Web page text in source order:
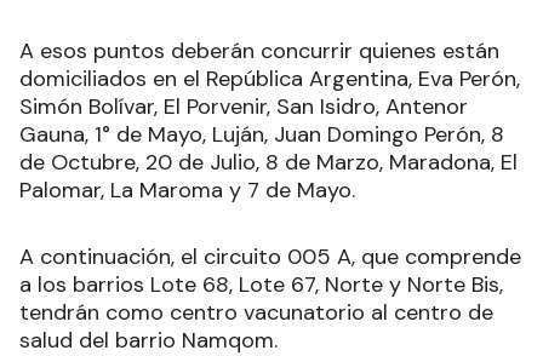
A esos puntos deberán concurrir quienes están
domiciliados en el República Argentina, Eva Perón,
Simón Bolívar, El Porvenir, San Isidro, Antenor
Gauna, 1° de Mayo, Luján, Juan Domingo Perón, 8
de Octubre, 20 de Julio, 8 de Marzo, Maradona, El
Palomar, La Maroma y 7 de Mayo.
A continuación, el circuito 005 A, que comprende
a los barrios Lote 68, Lote 67, Norte y Norte Bis,
tendrán como centro vacunatorio al centro de
salud del barrio Namqom.